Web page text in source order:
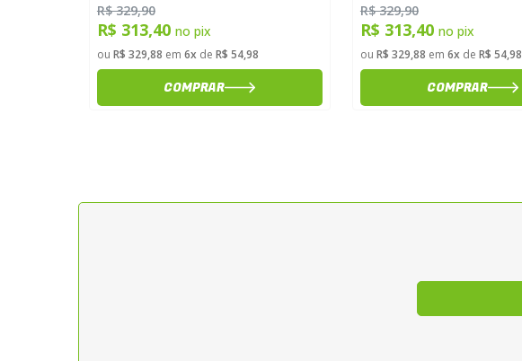
R$ 329,90
R$ 313,40 no pix
ou R$ 329,88 em 6xde R$ 54,98
COMPRAR
R$ 329,90
R$ 313,40 no pix
ou R$ 329,88 em 6xde R$ 54,98
COMPRAR